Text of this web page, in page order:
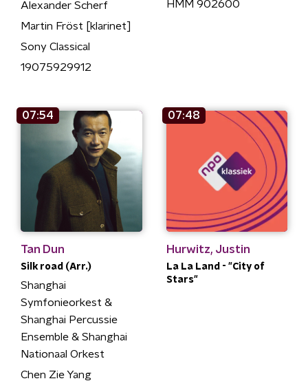
Alexander Scherf
Martin Fröst [klarinet]
Sony Classical
19075929912
HMM 902600
07:54
Tan Dun
Silk road (Arr.)
Shanghai
Symfonieorkest &
Shanghai Percussie
Ensemble & Shanghai
Nationaal Orkest
Chen Zie Yang
07:48
Hurwitz, Justin
La La Land - "City of
Stars"